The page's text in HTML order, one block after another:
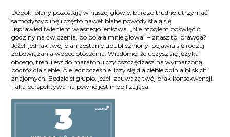
Dopóki plany pozostają w naszej głowie, bardzo trudno utrzymać
samodyscyplinę i często nawet błahe powody stają się
usprawiedliwieniem własnego lenistwa. „Nie mogłem poświęcić
godziny na ćwiczenia, bo bolała mnie głowa” – znasz to, prawda?
Jeżeli jednak twój plan zostanie upubliczniony, pojawia się rodzaj
zobowiązania wobec otoczenia. Wiadomo, że uczysz się języka
obcego, trenujesz do maratonu czy oszczędzasz na wymarzoną
podróż dla siebie. Ale jednocześnie liczy się dla ciebie opinia bliskich i
znajomych. Będzie ci głupio, jeżeli zauważą twój brak konsekwencji.
Taka perspektywa na pewno jest mobilizująca.